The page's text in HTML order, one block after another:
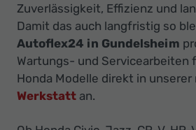
Gebrauchtwagen
zu
Top-
Preisen
-
Zuverlässigkeit, Effizienz und
Damit das auch langfristig so
Autoflex24 in Gundelsheim
Wartungs- und Servicearbeiten
Honda Modelle direkt in unserer
Werkstatt an.